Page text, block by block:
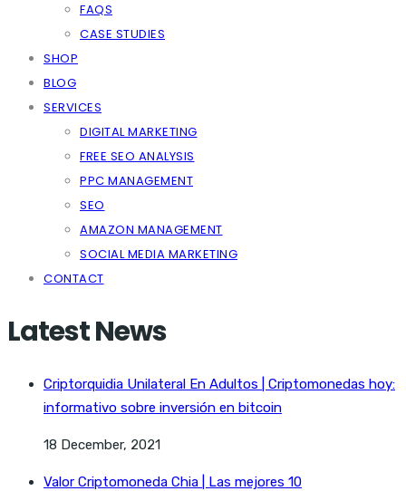
FAQS
CASE STUDIES
SHOP
BLOG
SERVICES
DIGITAL MARKETING
FREE SEO ANALYSIS
PPC MANAGEMENT
SEO
AMAZON MANAGEMENT
SOCIAL MEDIA MARKETING
CONTACT
Latest News
Criptorquidia Unilateral En Adultos | Criptomonedas hoy:
informativo sobre inversión en bitcoin
18 December, 2021
Valor Criptomoneda Chia | Las mejores 10